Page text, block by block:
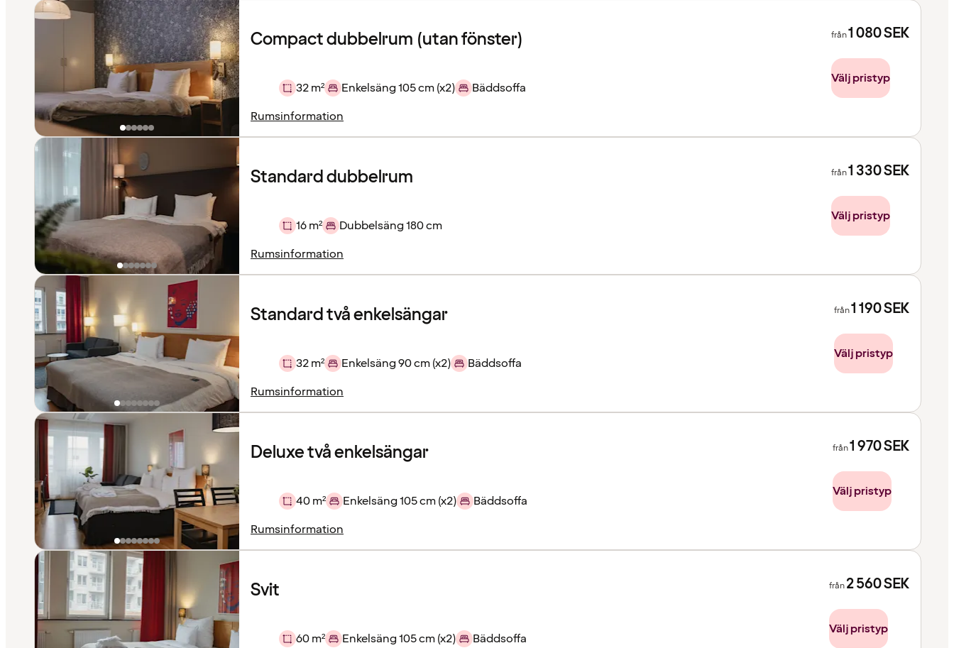
Compact dubbelrum (utan fönster)
32 m² Enkelsäng 105 cm (x2)
Bäddsoffa
Rumsinformation
från1 080SEK
Välj pristyp
Standard dubbelrum
16 m²
Dubbelsäng 180 cm
Rumsinformation
från1 330SEK
Välj pristyp
Standard två enkelsängar
32 m² Enkelsäng 90 cm (x2)
Bäddsoffa
Rumsinformation
från1 190SEK
Välj pristyp
Deluxe två enkelsängar
40 m² Enkelsäng 105 cm (x2)
Bäddsoffa
Rumsinformation
från1 970SEK
Välj pristyp
Svit
60 m² Enkelsäng 105 cm (x2)
Bäddsoffa
från2 560SEK
Välj pristyp